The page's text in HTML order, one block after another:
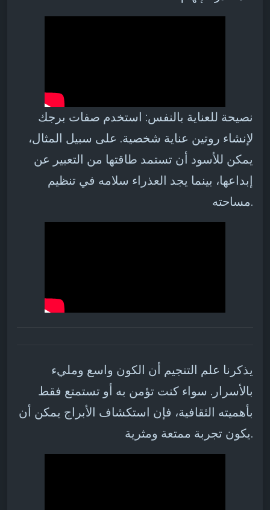
نصيحة للعناية بالنفس: استخدم صفات برجك
لإنشاء روتين عناية شخصية. على سبيل المثال،
يمكن للأسود أن تستمد طاقتها من التعبير عن
إبداعها، بينما يجد العذراء سلامه في تنظيم
مساحته.
يذكرنا علم التنجيم أن الكون واسع ومليء
بالأسرار. سواء كنت تؤمن به أو تستمتع فقط
بأهميته الثقافية، فإن استكشاف الأبراج يمكن أن
يكون تجربة ممتعة ومثرية.